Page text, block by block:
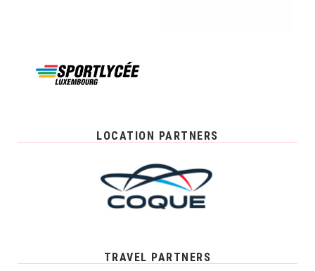
LOCATION PARTNERS
TRAVEL PARTNERS